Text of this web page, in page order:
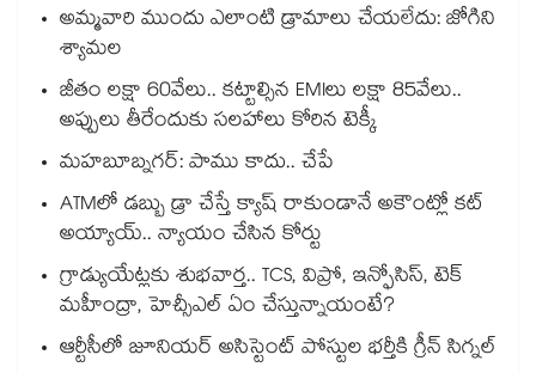
అమ్మవారి ముందు ఎలాంటి డ్రామాలు చేయలేదు: జోగిని
శ్యామల
జీతం లక్షా 60వేలు.. కట్టాల్సిన EMIలు లక్షా 85వేలు..
అప్పులు తీరేందుకు సలహాలు కోరిన టెక్కీ
మహబూబ్నగర్: పాము కాదు.. చేపే
ATMలో డబ్బు డ్రా చేస్తే క్యాష్ రాకుండానే అకౌంట్లో కట్
అయ్యాయ్.. న్యాయం చేసిన కోర్టు
గ్రాడ్యుయేట్లకు శుభవార్త.. TCS, విప్రో, ఇన్ఫోసిస్, టెక్
మహీంద్రా, హెచ్సీఎల్ ఏం చేస్తున్నాయంటే?
ఆర్టీసీలో జూనియర్ అసిస్టెంట్‌‌ పోస్టుల భర్తీకి గ్రీన్‌‌ సిగ్నల్